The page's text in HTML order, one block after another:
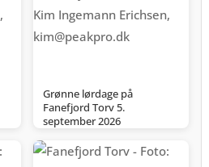
Grønne lørdage på
Fanefjord Torv 5.
september 2026